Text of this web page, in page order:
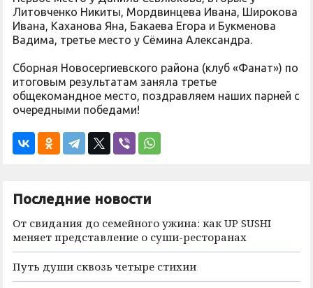
Литовченко Никиты, Мордвинцева Ивана, Широкова
Ивана, Каханова Яна, Бакаева Егора и Букменова
Вадима, третье место у Сёмина Александра.
Сборная Новосергиевского района (клуб «Фанат») по
итоговым результатам заняла третье
общекомандное место, поздравляем наших парней с
очередными победами!
Последние новости
От свидания до семейного ужина: как UP SUSHI
меняет представление о суши-ресторанах
Путь души сквозь четыре стихии